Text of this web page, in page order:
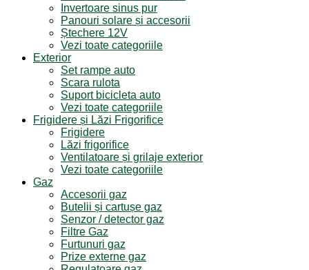
Invertoare sinus pur
Panouri solare și accesorii
Ștechere 12V
Vezi toate categoriile
Exterior
Set rampe auto
Scara rulota
Suport bicicleta auto
Vezi toate categoriile
Frigidere și Lăzi Frigorifice
Frigidere
Lăzi frigorifice
Ventilatoare și grilaje exterior
Vezi toate categoriile
Gaz
Accesorii gaz
Butelii și cartușe gaz
Senzor / detector gaz
Filtre Gaz
Furtunuri gaz
Prize externe gaz